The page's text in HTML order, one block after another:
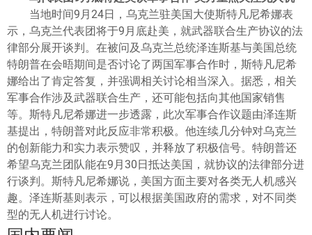
当地时间9月24日，乌克兰驻美国大使斯特凡尼希娜表
示，乌克兰代表团将于9月底赴美，就武器联合生产协议的法
律部分展开谈判。在被问及乌克兰总统泽连斯基与美国总统
特朗普在会晤期间是否讨论了两国军事合作时，斯特凡尼希
娜给出了肯定答复，并强调相关讨论相当深入。据悉，相关
军事合作涉及武器联合生产，还可能包括向其他国家销售
等。斯特凡尼希娜进一步透露，此次军事合作议题由泽连斯
基提出，特朗普对此反应非常积极。他连续几分钟对乌克兰
的创新能力和实力表示赞叹，并释放了积极信号。特朗普还
希望乌克兰团队能在9月30日抵达美国，就协议的法律部分进
行谈判。斯特凡尼希娜说，美国方面主要对各类无人机感兴
趣。泽连斯基则表示，可以根据美国政府的需求，对不同类
型的无人机进行讨论。